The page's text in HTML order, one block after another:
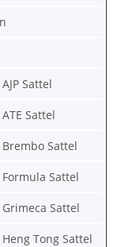
Sattel
Sattel
Sattel
Sattel
Sattel
Tong Sattel